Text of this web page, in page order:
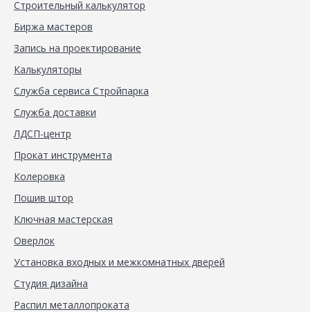
Строительный калькулятор
Биржа мастеров
Запись на проектирование
Калькуляторы
Служба сервиса Стройпарка
Служба доставки
ЛДСП-центр
Прокат инструмента
Колеровка
Пошив штор
Ключная мастерская
Оверлок
Установка входных и межкомнатных дверей
Студия дизайна
Распил металлопроката